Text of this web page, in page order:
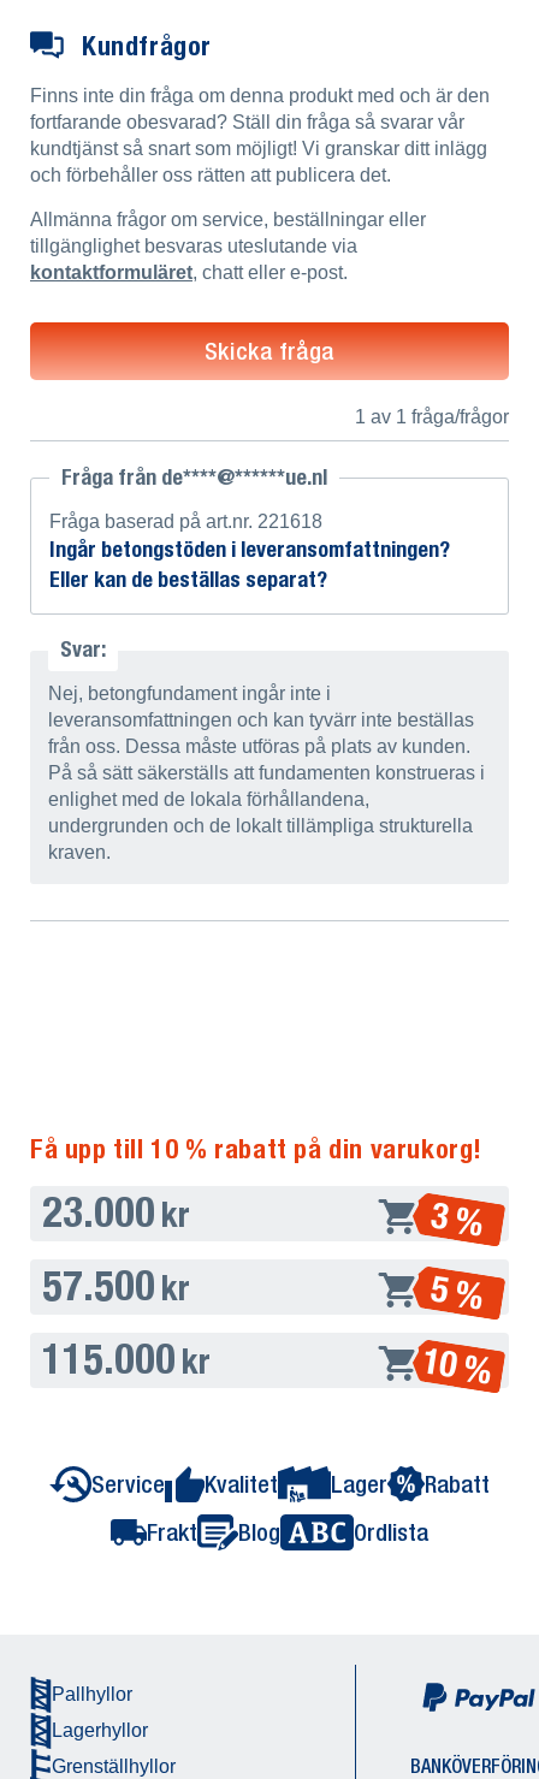
Kundfrågor
Finns inte din fråga om denna produkt med och är den
fortfarande obesvarad? Ställ din fråga så svarar vår
kundtjänst så snart som möjligt! Vi granskar ditt inlägg
och förbehåller oss rätten att publicera det.
Allmänna frågor om service, beställningar eller
tillgänglighet besvaras uteslutande via
kontaktformuläret, chatt eller e-post.
Skicka fråga
1 av 1 fråga/frågor
Fråga från de****@******ue.nl
Fråga baserad på art.nr. 221618
Ingår betongstöden i leveransomfattningen?
Eller kan de beställas separat?
Svar:
Nej, betongfundament ingår inte i
leveransomfattningen och kan tyvärr inte beställas
från oss. Dessa måste utföras på plats av kunden.
På så sätt säkerställs att fundamenten konstrueras i
enlighet med de lokala förhållandena,
undergrunden och de lokalt tillämpliga strukturella
kraven.
Få upp till 10 % rabatt på din varukorg!
23.000 kr 3 %
57.500 kr 5 %
115.000 kr 10 %
Service Kvalitet Lager
Rabatt
Frakt
Blog Ordlista
Pallhyllor
Lagerhyllor
Grenställhyllor